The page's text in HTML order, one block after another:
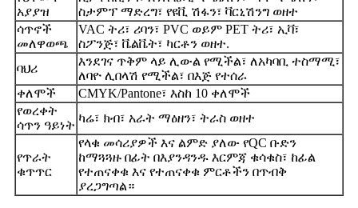
አያያዝ
ስታምፕ ማድረግ፣ የዩቪ ሽፋን፣ ቫርኒሽንግ ወዘተ
ሳጥኖች
መለዋወጫ
VAC ትሪ፣ ሪባን፣ PVC ወይም PET ትሪ፣ ኢቫ፣
ስፖንጅ፣ ቬልቬት፣ ካርቶን ወዘተ.
ባህሪ
እንደገና ጥቅም ላይ ሊውል የሚችል፣ ለአካባቢ ተስማሚ፣
ለባዮ ሊበላሽ የሚችል፣ በእጅ የተሰራ
ቀለሞች
CMYK/Pantone፣ እስከ 10 ቀለሞች
የወረቀት
ሳጥን ዓይነት
ካሬ፣ ክብ፣ አራት ማዕዘን፣ ትራስ ወዘተ
የጥራት
ቁጥጥር
የላቁ መሳሪያዎች እና ልምድ ያለው የQC ቡድን
ከማጓጓዙ በፊት በእያንዳንዱ እርምጃ ቁሳቁስ፣ ከፊል
የተጠናቀቁ እና የተጠናቀቁ ምርቶችን በጥብቅ
ያረጋግጣል።